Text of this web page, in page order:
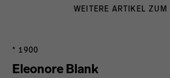
WEITERE ARTIKEL ZUM
Eleonore Blank
* 1900